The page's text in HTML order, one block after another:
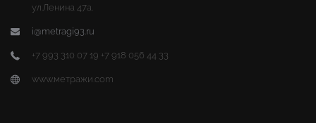
ул.Ленина 47а.
i@metragi93.ru
+7 993 310 07 19 +7 918 056 44 33
www.метражи.com